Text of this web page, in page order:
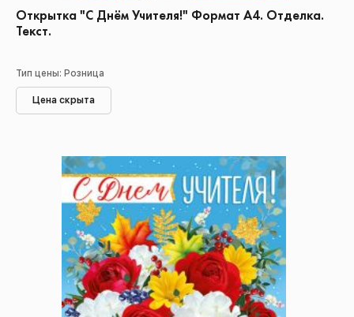
Открытка "С Днём Учителя!" Формат А4. Отделка.
Текст.
Тип цены: Розница
Цена скрыта